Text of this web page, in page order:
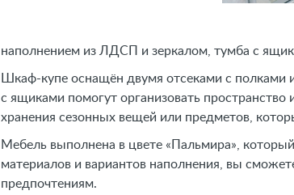
наполнением из ЛДСП и зеркалом, тумба с
Шкаф-купе оснащён двумя отсеками с
с ящиками помогут организовать
хранения сезонных вещей или предметов,
Мебель выполнена в цвете «Пальмира»,
материалов и вариантов наполнения, вы
предпочтениям.